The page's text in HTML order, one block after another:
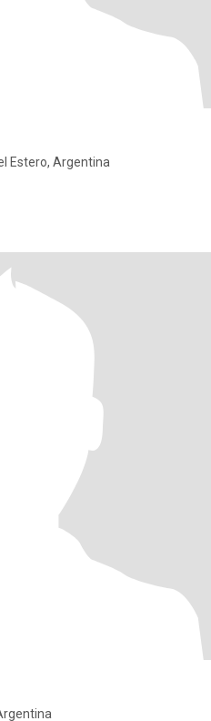
Estero, Argentina